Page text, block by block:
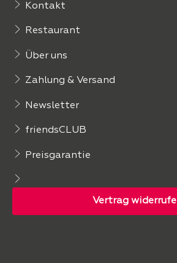
Kontakt
Restaurant
Über uns
Zahlung & Versand
Newsletter
friendsCLUB
Preisgarantie